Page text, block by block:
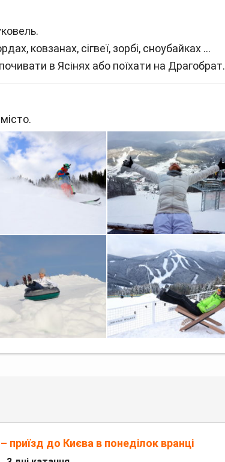
ковзанах, сігвеї, зорбі, сноубайках …
в Ясінях або поїхати на Драгобрат.
приїзд до Києва в понеділок вранці